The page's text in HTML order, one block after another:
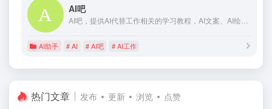
AI吧
AI吧，提供AI代替工作相关的学习教程，AI文案、AI绘画、AI数字人直播等实用攻略分享，人工智能未来已来！
AI助手 # AI # AI吧 # AI工作
热门文章 发布 更新 浏览 点赞